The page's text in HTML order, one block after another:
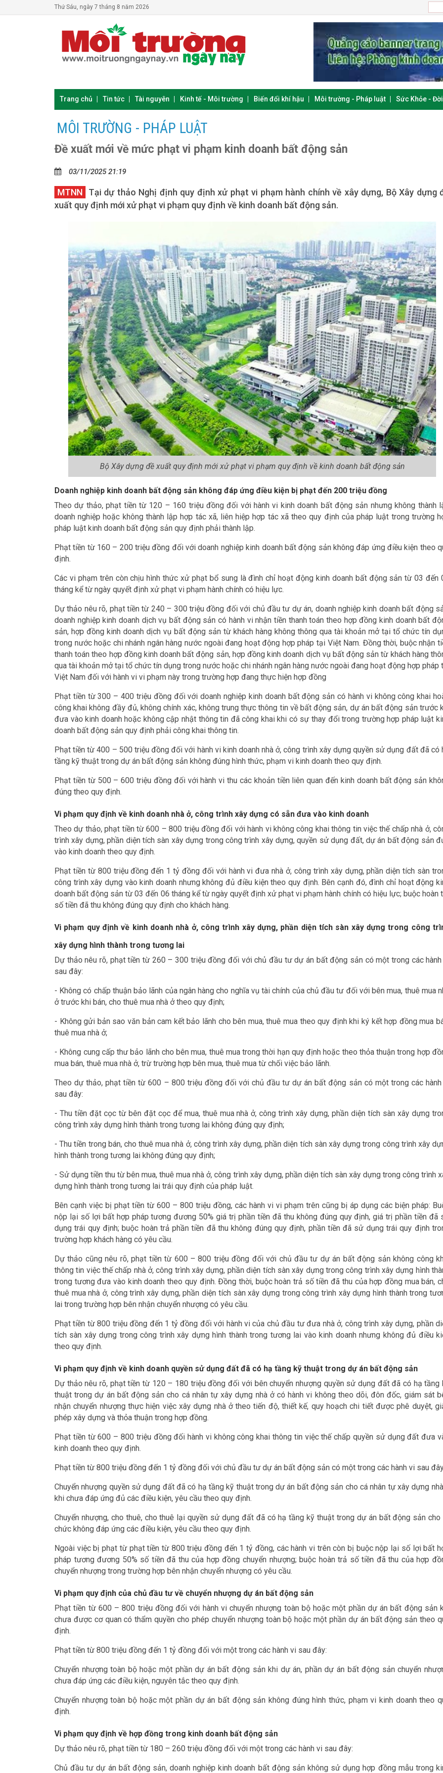
Thứ Sáu, ngày 7 tháng 8 năm 2026
Trang chủ Tin tức Tài nguyên Kinh tế - Môi trường Biến đổi khí hậu Môi trường - Pháp luật Sức Khỏe -
MÔI TRƯỜNG - PHÁP LUẬT
Đề xuất mới về mức phạt vi phạm kinh doanh bất động sản
03/11/2025 21:19
MTNN
Tại dự thảo Nghị định quy định xử phạt vi phạm hành chính về xây dựng, Bộ Xây dựng
xuất quy định mới xử phạt vi phạm quy định về kinh doanh bất động sản.
Bộ Xây dựng đề xuất quy định mới xử phạt vi phạm quy định về kinh doanh bất động sản
Doanh nghiệp kinh doanh bất động sản không đáp ứng điều kiện bị phạt đến 200 triệu đồng
Theo dự thảo, phạt tiền từ 120 – 160 triệu đồng đối với hành vi kinh doanh bất động sản nhưng không thành
doanh nghiệp hoặc không thành lập hợp tác xã, liên hiệp hợp tác xã theo quy định của pháp luật trong trường
pháp luật kinh doanh bất động sản quy định phải thành lập.
Phạt tiền từ 160 – 200 triệu đồng đối với doanh nghiệp kinh doanh bất động sản không đáp ứng điều kiện theo
định.
Các vi phạm trên còn chịu hình thức xử phạt bổ sung là đình chỉ hoạt động kinh doanh bất động sản từ 03 đến
tháng kể từ ngày quyết định xử phạt vi phạm hành chính có hiệu lực.
Dự thảo nêu rõ, phạt tiền từ 240 – 300 triệu đồng đối với chủ đầu tư dự án, doanh nghiệp kinh doanh bất động
doanh nghiệp kinh doanh dịch vụ bất động sản có hành vi nhận tiền thanh toán theo hợp đồng kinh doanh bất
sản, hợp đồng kinh doanh dịch vụ bất động sản từ khách hàng không thông qua tài khoản mở tại tổ chức tín
trong nước hoặc chi nhánh ngân hàng nước ngoài đang hoạt động hợp pháp tại Việt Nam. Đồng thời, buộc nhận
thanh toán theo hợp đồng kinh doanh bất động sản, hợp đồng kinh doanh dịch vụ bất động sản từ khách hàng
qua tài khoản mở tại tổ chức tín dụng trong nước hoặc chi nhánh ngân hàng nước ngoài đang hoạt động hợp pháp
Việt Nam đối với hành vi vi phạm này trong trường hợp đang thực hiện hợp đồng
Phạt tiền từ 300 – 400 triệu đồng đối với doanh nghiệp kinh doanh bất động sản có hành vi không công khai
công khai không đầy đủ, không chính xác, không trung thực thông tin về bất động sản, dự án bất động sản trước
đưa vào kinh doanh hoặc không cập nhật thông tin đã công khai khi có sự thay đổi trong trường hợp pháp luật
doanh bất động sản quy định phải công khai thông tin.
Phạt tiền từ 400 – 500 triệu đồng đối với hành vi kinh doanh nhà ở, công trình xây dựng quyền sử dụng đất đã có
tầng kỹ thuật trong dự án bất động sản không đúng hình thức, phạm vi kinh doanh theo quy định.
Phạt tiền từ 500 – 600 triệu đồng đối với hành vi thu các khoản tiền liên quan đến kinh doanh bất động sản
đúng theo quy định.
Vi phạm quy định về kinh doanh nhà ở, công trình xây dựng có sẵn đưa vào kinh doanh
Theo dự thảo, phạt tiền từ 600 – 800 triệu đồng đối với hành vi không công khai thông tin việc thế chấp nhà ở,
trình xây dựng, phần diện tích sàn xây dựng trong công trình xây dựng, quyền sử dụng đất, dự án bất động sản
vào kinh doanh theo quy định.
Phạt tiền từ 800 triệu đồng đến 1 tỷ đồng đối với hành vi đưa nhà ở, công trình xây dựng, phần diện tích sàn
công trình xây dựng vào kinh doanh nhưng không đủ điều kiện theo quy định. Bên cạnh đó, đình chỉ hoạt động
doanh bất động sản từ 03 đến 06 tháng kể từ ngày quyết định xử phạt vi phạm hành chính có hiệu lực; buộc hoàn
số tiền đã thu không đúng quy định cho khách hàng.
Vi phạm quy định về kinh doanh nhà ở, công trình xây dựng, phần diện tích sàn xây dựng trong công
xây dựng hình thành trong tương lai
Dự thảo nêu rõ, phạt tiền từ 260 – 300 triệu đồng đối với chủ đầu tư dự án bất động sản có một trong các
sau đây:
- Không có chấp thuận bảo lãnh của ngân hàng cho nghĩa vụ tài chính của chủ đầu tư đối với bên mua, thuê mua
ở trước khi bán, cho thuê mua nhà ở theo quy định;
- Không gửi bản sao văn bản cam kết bảo lãnh cho bên mua, thuê mua theo quy định khi ký kết hợp đồng mua
thuê mua nhà ở;
- Không cung cấp thư bảo lãnh cho bên mua, thuê mua trong thời hạn quy định hoặc theo thỏa thuận trong hợp
mua bán, thuê mua nhà ở, trừ trường hợp bên mua, thuê mua từ chối việc bảo lãnh.
Theo dự thảo, phạt tiền từ 600 – 800 triệu đồng đối với chủ đầu tư dự án bất động sản có một trong các
sau đây:
- Thu tiền đặt cọc từ bên đặt cọc để mua, thuê mua nhà ở, công trình xây dựng, phần diện tích sàn xây dựng
công trình xây dựng hình thành trong tương lai không đúng quy định;
- Thu tiền trong bán, cho thuê mua nhà ở, công trình xây dựng, phần diện tích sàn xây dựng trong công trình xây
hình thành trong tương lai không đúng quy định;
- Sử dụng tiền thu từ bên mua, thuê mua nhà ở, công trình xây dựng, phần diện tích sàn xây dựng trong công trình
dựng hình thành trong tương lai trái quy định của pháp luật.
Bên cạnh việc bị phạt tiền từ 600 – 800 triệu đồng, các hành vi vi phạm trên cũng bị áp dụng các biện pháp:
nộp lại số lợi bất hợp pháp tương đương 50% giá trị phần tiền đã thu không đúng quy định, giá trị phần tiền đã
dụng trái quy định; buộc hoàn trả phần tiền đã thu không đúng quy định, phần tiền đã sử dụng trái quy định
trường hợp khách hàng có yêu cầu.
Dự thảo cũng nêu rõ, phạt tiền từ 600 – 800 triệu đồng đối với chủ đầu tư dự án bất động sản không công
thông tin việc thế chấp nhà ở, công trình xây dựng, phần diện tích sàn xây dựng trong công trình xây dựng hình
trong tương đưa vào kinh doanh theo quy định. Đồng thời, buộc hoàn trả số tiền đã thu của hợp đồng mua bán,
thuê mua nhà ở, công trình xây dựng, phần diện tích sàn xây dựng trong công trình xây dựng hình thành trong
lai trong trường hợp bên nhận chuyển nhượng có yêu cầu.
Phạt tiền từ 800 triệu đồng đến 1 tỷ đồng đối với hành vi của chủ đầu tư đưa nhà ở, công trình xây dựng, phần
tích sàn xây dựng trong công trình xây dựng hình thành trong tương lai vào kinh doanh nhưng không đủ điều
theo quy định.
Vi phạm quy định về kinh doanh quyền sử dụng đất đã có hạ tầng kỹ thuật trong dự án bất động sản
Dự thảo nêu rõ, phạt tiền từ 120 – 180 triệu đồng đối với bên chuyển nhượng quyền sử dụng đất đã có hạ tầng
thuật trong dự án bất động sản cho cá nhân tự xây dựng nhà ở có hành vi không theo dõi, đôn đốc, giám sát
nhận chuyển nhượng thực hiện việc xây dựng nhà ở theo tiến độ, thiết kế, quy hoạch chi tiết được phê duyệt,
phép xây dựng và thỏa thuận trong hợp đồng.
Phạt tiền từ 600 – 800 triệu đồng đối hành vi không công khai thông tin việc thế chấp quyền sử dụng đất đưa
kinh doanh theo quy định.
Phạt tiền từ 800 triệu đồng đến 1 tỷ đồng đối với chủ đầu tư dự án bất động sản có một trong các hành vi sau
Chuyển nhượng quyền sử dụng đất đã có hạ tầng kỹ thuật trong dự án bất động sản cho cá nhân tự xây dựng
khi chưa đáp ứng đủ các điều kiện, yêu cầu theo quy định.
Chuyển nhượng, cho thuê, cho thuê lại quyền sử dụng đất đã có hạ tầng kỹ thuật trong dự án bất động sản cho
chức không đáp ứng các điều kiện, yêu cầu theo quy định.
Ngoài việc bị phạt từ phạt tiền từ 800 triệu đồng đến 1 tỷ đồng, các hành vi trên còn bị buộc nộp lại số lợi bất
pháp tương đương 50% số tiền đã thu của hợp đồng chuyển nhượng; buộc hoàn trả số tiền đã thu của hợp
chuyển nhượng trong trường hợp bên nhận chuyển nhượng có yêu cầu.
Vi phạm quy định của chủ đầu tư về chuyển nhượng dự án bất động sản
Phạt tiền từ 600 – 800 triệu đồng đối với hành vi chuyển nhượng toàn bộ hoặc một phần dự án bất động sản
chưa được cơ quan có thẩm quyền cho phép chuyển nhượng toàn bộ hoặc một phần dự án bất động sản theo
định.
Phạt tiền từ 800 triệu đồng đến 1 tỷ đồng đối với một trong các hành vi sau đây:
Chuyển nhượng toàn bộ hoặc một phần dự án bất động sản khi dự án, phần dự án bất động sản chuyển
chưa đáp ứng các điều kiện, nguyên tắc theo quy định.
Chuyển nhượng toàn bộ hoặc một phần dự án bất động sản không đúng hình thức, phạm vi kinh doanh theo
định.
Vi phạm quy định về hợp đồng trong kinh doanh bất động sản
Dự thảo nêu rõ, phạt tiền từ 180 – 260 triệu đồng đối với một trong các hành vi sau đây:
Chủ đầu tư dự án bất động sản, doanh nghiệp kinh doanh bất động sản không sử dụng hợp đồng mẫu trong